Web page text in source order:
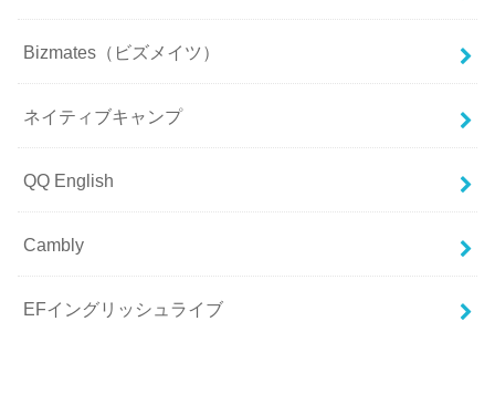
Bizmates（ビズメイツ）
ネイティブキャンプ
QQ English
Cambly
EFイングリッシュライブ